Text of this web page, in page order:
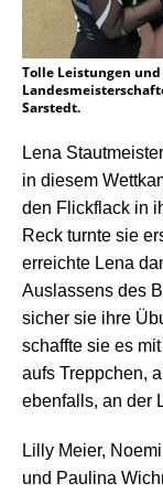
Tolle Leistungen
Sarstedt.
Lena
in diesem
den Flickflack in
Reck turnte sie
erreichte Lena
Auslassens des
sicher sie ihre
schaffte sie es
aufs Treppchen,
ebenfalls, an der
Lilly Meier, Noemi
und Paulina